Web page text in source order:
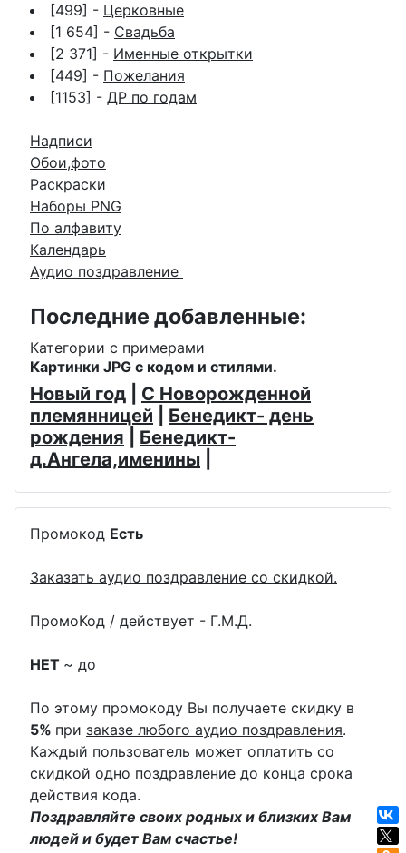
[499] - Церковные
[1 654] - Свадьба
[2 371] - Именные открытки
[449] - Пожелания
[1153] - ДР по годам
Надписи
Обои,фото
Раскраски
Наборы PNG
По алфавиту
Календарь
Аудио поздравление
Последние добавленные:
Категории с примерами
Картинки JPG с кодом и стилями.
Новый год
С Новорожденной
племянницей
Бенедикт- день
рождения
Бенедикт-
д.Ангела,именины
Промокод Есть
Заказать аудио поздравление со скидкой.
ПромоКод / действует - Г.М.Д.
НЕТ ~ до
По этому промокоду Вы получаете скидку в
5% при заказе любого аудио поздравления.
Каждый пользователь может оплатить со
скидкой одно поздравление до конца срока
действия кода.
Поздравляйте своих родных и близких Вам
людей и будет Вам счастье!